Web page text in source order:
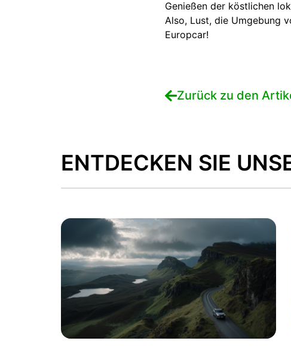
Genießen der köstlichen
Also, Lust, die Umgebung
Europcar!
Zurück zu den
ENTDECKEN SIE